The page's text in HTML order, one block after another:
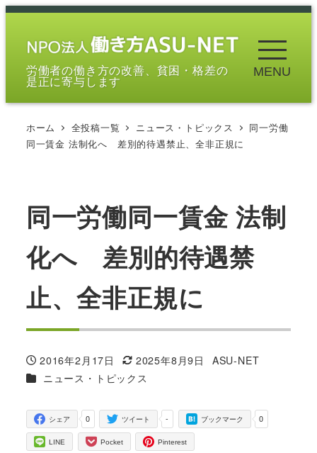
メ
労働者の働き方の改善、貧困・格差の
是正に寄与します
MENU
ホーム 全投稿一覧 ニュース・トピックス
同一労働
同一賃金 法制化へ 差別的待遇禁止、全非正規に
同一労働同一賃金 法制
化へ 差別的待遇禁
止、全非正規に
投稿日
2016年2月17日
更新日
2025年8月9日
著
ASU-NET
カテゴリー
ニュース・トピックス
0
シェア -
ツイート 0
ブックマーク
LINE Pocket Pinterest